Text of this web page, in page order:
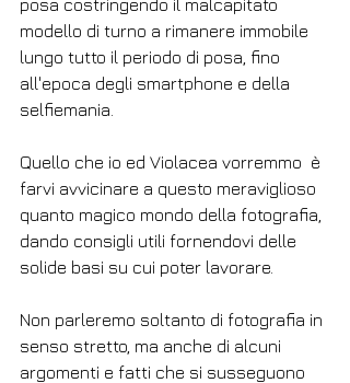
posa costringendo il malcapitato
modello di turno a rimanere immobile
lungo tutto il periodo di posa, fino
all'epoca degli smartphone e della
selfiemania.
Quello che io ed Violacea vorremmo  è
farvi avvicinare a questo meraviglioso
quanto magico mondo della fotografia,
dando consigli utili fornendovi delle
solide basi su cui poter lavorare.
Non parleremo soltanto di fotografia in
senso stretto, ma anche di alcuni
argomenti e fatti che si susseguono